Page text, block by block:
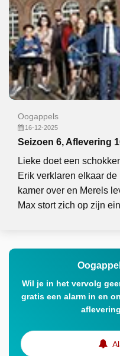
Oogappels
16-12-2025
Seizoen 6, Aflevering
Lieke doet een
Erik verklaren elkaar
kamer over en Merels
Max stort zich op zijn
Wil je in het vervolg
gratis een alarm in en